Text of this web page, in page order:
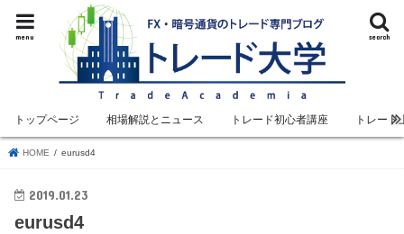
search
menu
トップページ 相場解説とニュース トレード初心者講座 トレード
HOME eurusd4
2019.01.23
eurusd4